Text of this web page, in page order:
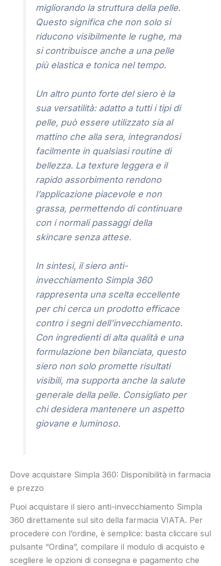
migliorando la struttura della pelle.
Questo significa che non solo si
riducono visibilmente le rughe, ma
si contribuisce anche a una pelle
più elastica e tonica nel tempo.
Un altro punto forte del siero è la
sua versatilità: adatto a tutti i tipi di
pelle, può essere utilizzato sia al
mattino che alla sera, integrandosi
facilmente in qualsiasi routine di
bellezza. La texture leggera e il
rapido assorbimento rendono
l’applicazione piacevole e non
grassa, permettendo di continuare
con i normali passaggi della
skincare senza attese.
In sintesi, il siero anti-
invecchiamento Simpla 360
rappresenta una scelta eccellente
per chi cerca un prodotto efficace
contro i segni dell’invecchiamento.
Con ingredienti di alta qualità e una
formulazione ben bilanciata, questo
siero non solo promette risultati
visibili, ma supporta anche la salute
generale della pelle. Consigliato per
chi desidera mantenere un aspetto
giovane e luminoso.
Dove acquistare Simpla 360: Disponibilità in farmacia
e prezzo
Puoi acquistare il siero anti-invecchiamento Simpla
360 direttamente sul sito della farmacia VIATA. Per
procedere con l’ordine, è semplice: basta cliccare sul
pulsante “Ordina”, compilare il modulo di acquisto e
scegliere le opzioni di consegna e pagamento che